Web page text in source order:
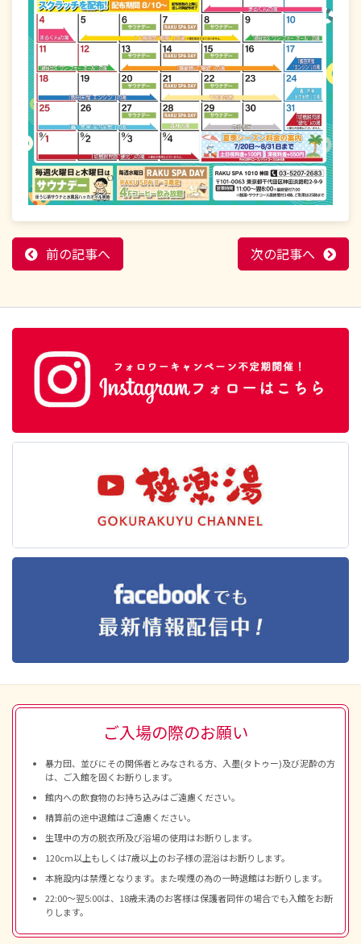
前の記事へ 次の記事へ
ご入場の際のお願い
暴力団、並びにその関係者とみなされる方、入墨(タトゥー)及び泥酔の方
は、ご入館を固くお断りします。
館内への飲食物のお持ち込みはご遠慮ください。
精算前の途中退館はご遠慮ください。
生理中の方の脱衣所及び浴場の使用はお断りします。
120cm以上もしくは7歳以上のお子様の混浴はお断りします。
本施設内は禁煙となります。また喫煙の為の一時退館はお断りします。
22:00～翌5:00は、18歳未満のお客様は保護者同伴の場合でも入館をお断
りします。